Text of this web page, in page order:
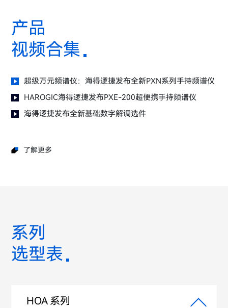
产品
视频合集
超级万元频谱仪：海得逻捷发布全新PXN系列手持频谱仪
HAROGIC海得逻捷发布PXE-200超便携手持频谱仪
海得逻捷发布全新基础数字解调选件
了解更多
系列
选型表
HOA 系列